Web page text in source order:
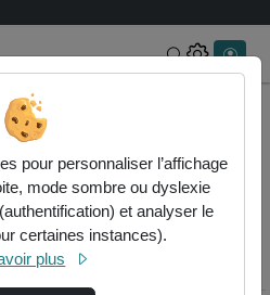
Rechercher
de la vidéo
pour personnaliser l’affichage
mode sombre ou dyslexie
et analyser le
certaines instances).
plus